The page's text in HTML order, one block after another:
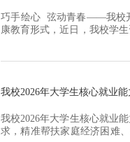
巧手绘心 弦动青春——我校
康教育形式，近日，我校学
我校2026年大学生核心就业
我校2026年大学生核心就业
求，精准帮扶家庭经济困难